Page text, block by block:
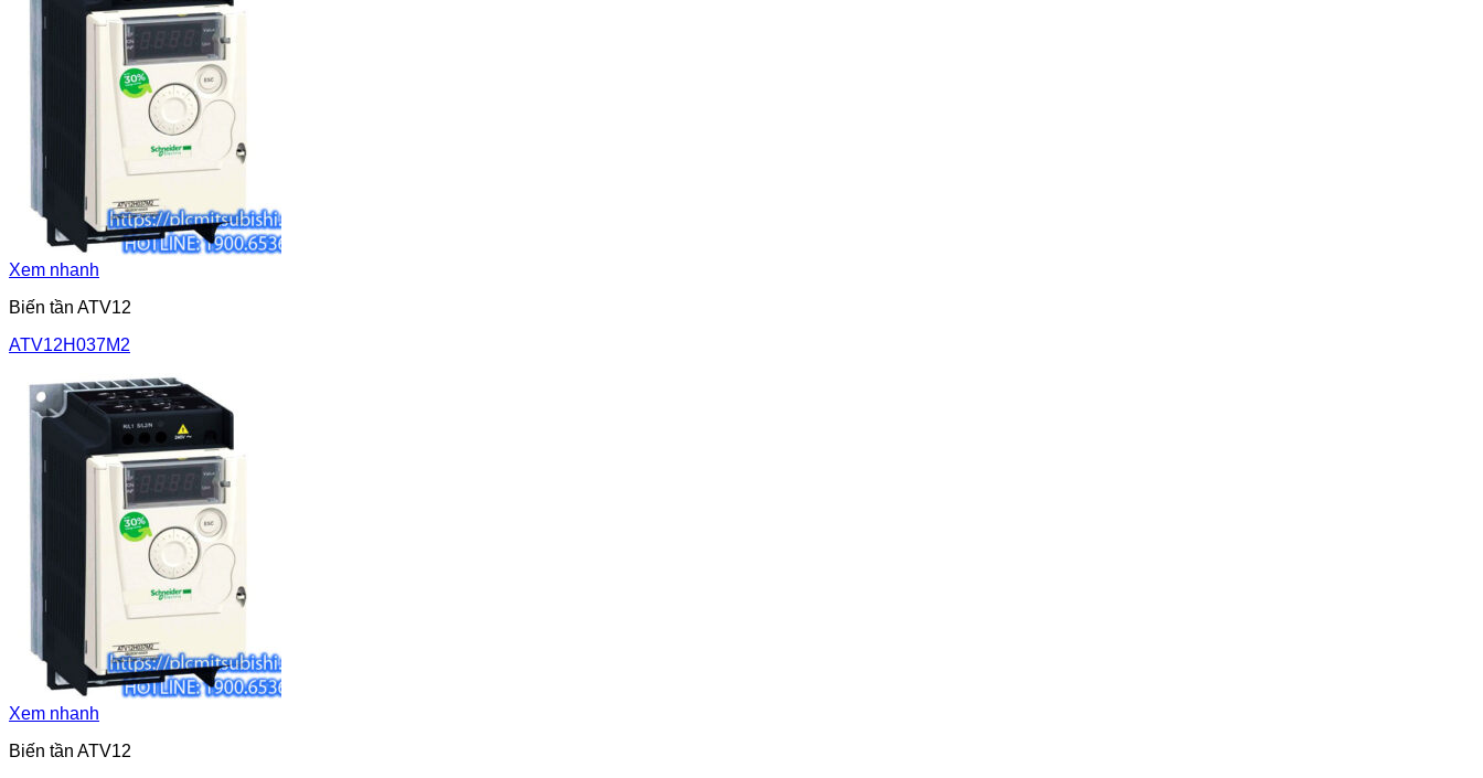
Xem nhanh
Biến tần ATV12
ATV12H037M2
Xem nhanh
Biến tần ATV12